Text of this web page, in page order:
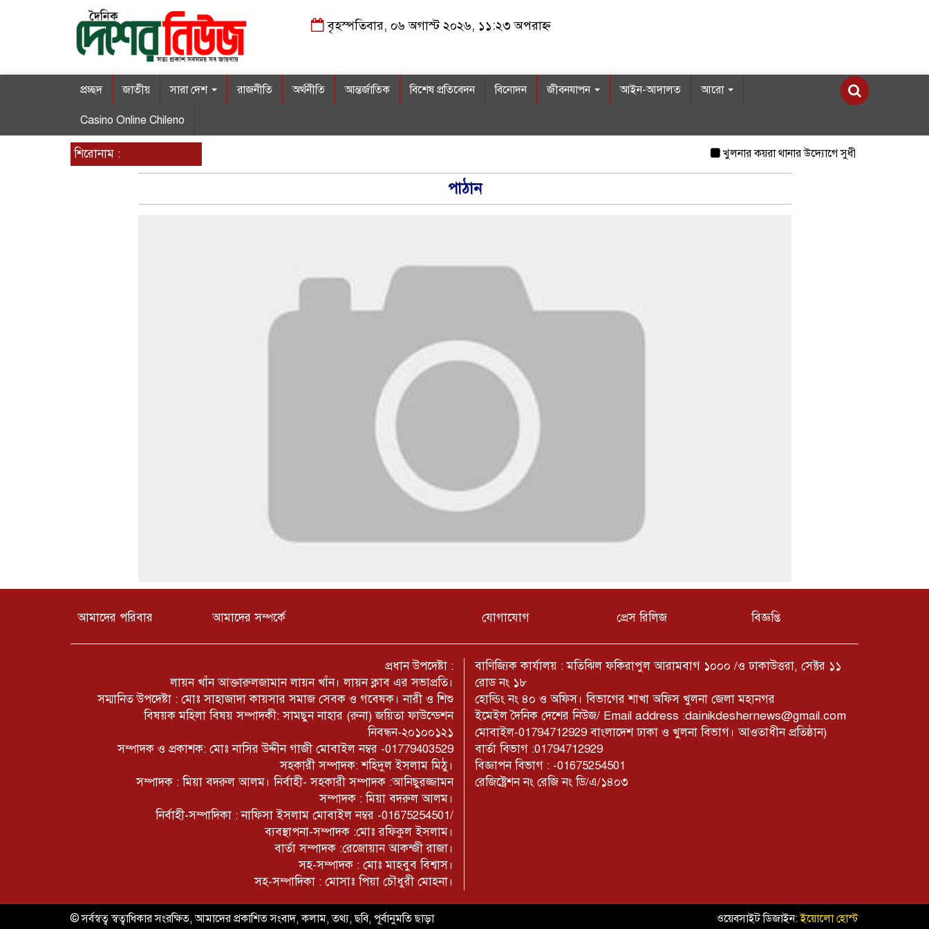
বৃহস্পতিবার, ০৬ অগাস্ট ২০২৬, ১১:২৩ অপরাহ্ন
প্রচ্ছদ জাতীয় সারা দেশ রাজনীতি অর্থনীতি আন্তর্জাতিক বিশেষ প্রতিবেদন বিনোদন জীবনযাপন আইন-আদালত আরো
Casino Online Chileno
শিরোনাম : খুলনার কয়রা থানার উদ্যোগে সুধী সমাবেশ ও
পাঠান
আমাদের পরিবার আমাদের সম্পর্কে যোগাযোগ প্রেস রিলিজ বিজ্ঞপ্তি
প্রধান উপদেষ্টা :
লায়ন খাঁন আক্তারুলজামান লায়ন খাঁন। লায়ন ক্লাব এর সভাপ্রতি।
সম্মানিত উপদেষ্টা : মোঃ সাহাজাদা কায়সার সমাজ সেবক ও গবেষক। নারী ও শিশু
বিষয়ক মহিলা বিষয় সম্পাদকী: সামছুন নাহার (রুনা) জয়িতা ফাউন্ডেশন
নিবন্ধন-২০১০০১২১
সম্পাদক ও প্রকাশক: মোঃ নাসির উদ্দীন গাজী মোবাইল নম্বর -01779403529
সহকারী সম্পাদক: শহিদুল ইসলাম মিঠু।
সম্পাদক : মিয়া বদরুল আলম। নির্বাহী- সহকারী সম্পাদক :আনিছুরজ্জামন
সম্পাদক : মিয়া বদরুল আলম।
নির্বাহী-সম্পাদিকা : নাফিসা ইসলাম মোবাইল নম্বর -01675254501/
ব্যবস্থাপনা-সম্পাদক :মোঃ রফিকুল ইসলাম।
বার্তা সম্পাদক :রেজোয়ান আকন্জী রাজা।
সহ-সম্পাদক : মোঃ মাহবুব বিশ্বাস।
সহ-সম্পাদিকা : মোসাঃ পিয়া চৌধুরী মোহনা।
বাণিজ্যিক কার্যালয় : মতিঝিল ফকিরাপুল আরামবাগ ১০০০ /ও ঢাকাউত্তরা, সেক্টর ১১
রোড নং ১৮
হোল্ডিং নং ৪০ ও অফিস। বিভাগের শাখা অফিস খুলনা জেলা মহানগর
ইমেইল দৈনিক দেশের নিউজ/ Email address :dainikdeshernews@gmail.com
মোবাইল-01794712929 বাংলাদেশ ঢাকা ও খুলনা বিভাগ। আওতাধীন প্রতিষ্ঠান)
বার্তা বিভাগ :01794712929
বিজ্ঞাপন বিভাগ : -01675254501
রেজিষ্ট্রেশন নং রেজি নং ডি/এ/১৪০৩
© সর্বস্বত্ব স্বত্বাধিকার সংরক্ষিত, আমাদের প্রকাশিত সংবাদ, কলাম, তথ্য, ছবি, পূর্বানুমতি ছাড়া
ওয়েবসাইট ডিজাইন:ইয়োলো হোস্ট